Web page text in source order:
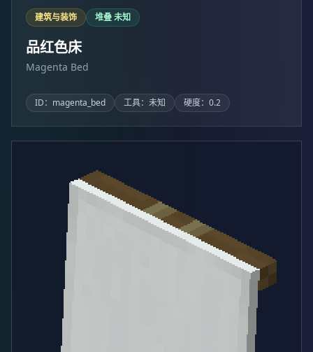
建筑与装饰 堆叠 未知
品红色床
Magenta Bed
ID：magenta_bed 工具：未知 硬度：0.2